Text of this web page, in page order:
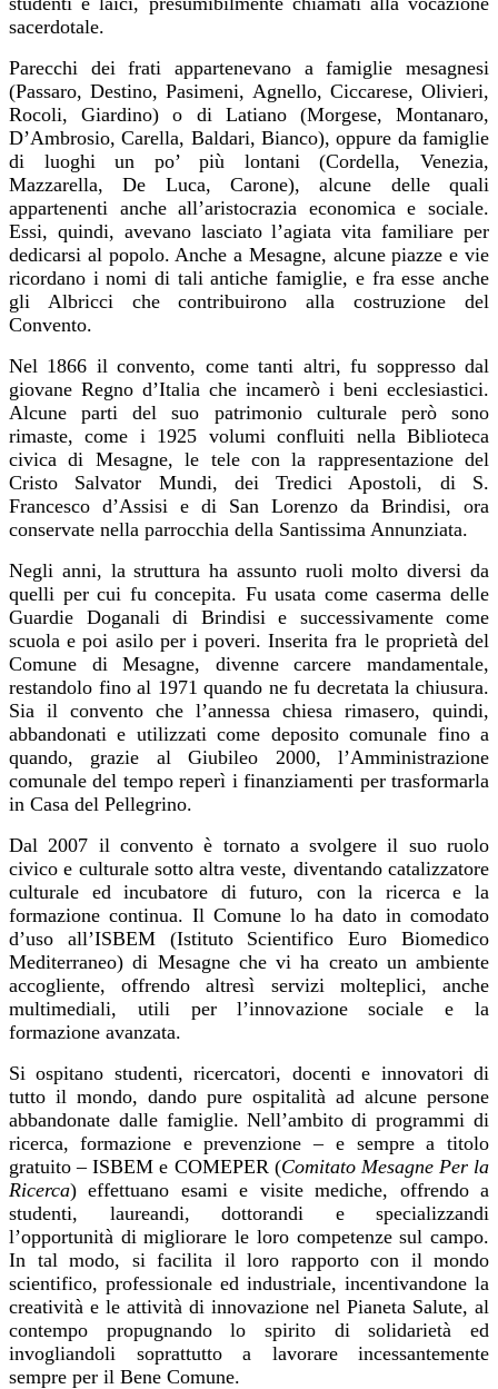
sacerdotale.
Parecchi dei frati appartenevano a famiglie mesagnesi
(Passaro, Destino, Pasimeni, Agnello, Ciccarese, Olivieri,
Rocoli, Giardino) o di Latiano (Morgese, Montanaro,
D’Ambrosio, Carella, Baldari, Bianco), oppure da famiglie
di luoghi un po’ più lontani (Cordella, Venezia,
Mazzarella, De Luca, Carone), alcune delle quali
appartenenti anche all’aristocrazia economica e sociale.
Essi, quindi, avevano lasciato l’agiata vita familiare per
dedicarsi al popolo. Anche a Mesagne, alcune piazze e vie
ricordano i nomi di tali antiche famiglie, e fra esse anche
gli Albricci che contribuirono alla costruzione del
Convento.
Nel 1866 il convento, come tanti altri, fu soppresso dal
giovane Regno d’Italia che incamerò i beni ecclesiastici.
Alcune parti del suo patrimonio culturale però sono
rimaste, come i 1925 volumi confluiti nella Biblioteca
civica di Mesagne, le tele con la rappresentazione del
Cristo Salvator Mundi, dei Tredici Apostoli, di S.
Francesco d’Assisi e di San Lorenzo da Brindisi, ora
conservate nella parrocchia della Santissima Annunziata.
Negli anni, la struttura ha assunto ruoli molto diversi da
quelli per cui fu concepita. Fu usata come caserma delle
Guardie Doganali di Brindisi e successivamente come
scuola e poi asilo per i poveri. Inserita fra le proprietà del
Comune di Mesagne, divenne carcere mandamentale,
restandolo fino al 1971 quando ne fu decretata la chiusura.
Sia il convento che l’annessa chiesa rimasero, quindi,
abbandonati e utilizzati come deposito comunale fino a
quando, grazie al Giubileo 2000, l’Amministrazione
comunale del tempo reperì i finanziamenti per trasformarla
in Casa del Pellegrino.
Dal 2007 il convento è tornato a svolgere il suo ruolo
civico e culturale sotto altra veste, diventando catalizzatore
culturale ed incubatore di futuro, con la ricerca e la
formazione continua. Il Comune lo ha dato in comodato
d’uso all’ISBEM (Istituto Scientifico Euro Biomedico
Mediterraneo) di Mesagne che vi ha creato un ambiente
accogliente, offrendo altresì servizi molteplici, anche
multimediali, utili per l’innovazione sociale e la
formazione avanzata.
Si ospitano studenti, ricercatori, docenti e innovatori di
tutto il mondo, dando pure ospitalità ad alcune persone
abbandonate dalle famiglie. Nell’ambito di programmi di
ricerca, formazione e prevenzione – e sempre a titolo
gratuito – ISBEM e COMEPER (Comitato Mesagne Per la
Ricerca) effettuano esami e visite mediche, offrendo a
studenti, laureandi, dottorandi e specializzandi
l’opportunità di migliorare le loro competenze sul campo.
In tal modo, si facilita il loro rapporto con il mondo
scientifico, professionale ed industriale, incentivandone la
creatività e le attività di innovazione nel Pianeta Salute, al
contempo propugnando lo spirito di solidarietà ed
invogliandoli soprattutto a lavorare incessantemente
sempre per il Bene Comune.